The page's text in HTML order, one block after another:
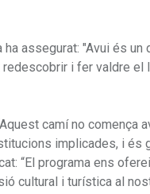
ha assegurat: "Avui és
i fer valdre
camí no
implicades, i
“El programa ens
cultural i turística al